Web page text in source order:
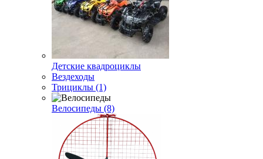
Детские квадроциклы
Вездеходы
Трициклы (1)
Велосипеды (8)